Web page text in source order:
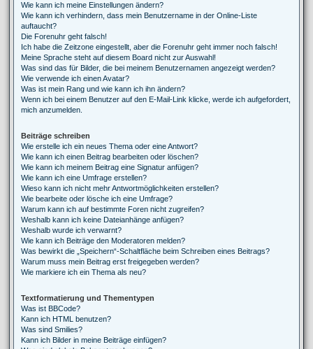
Wie kann ich meine Einstellungen ändern?
Wie kann ich verhindern, dass mein Benutzername in der Online-Liste
auftaucht?
Die Forenuhr geht falsch!
Ich habe die Zeitzone eingestellt, aber die Forenuhr geht immer noch falsch!
Meine Sprache steht auf diesem Board nicht zur Auswahl!
Was sind das für Bilder, die bei meinem Benutzernamen angezeigt werden?
Wie verwende ich einen Avatar?
Was ist mein Rang und wie kann ich ihn ändern?
Wenn ich bei einem Benutzer auf den E-Mail-Link klicke, werde ich aufgefordert,
mich anzumelden.
Beiträge schreiben
Wie erstelle ich ein neues Thema oder eine Antwort?
Wie kann ich einen Beitrag bearbeiten oder löschen?
Wie kann ich meinem Beitrag eine Signatur anfügen?
Wie kann ich eine Umfrage erstellen?
Wieso kann ich nicht mehr Antwortmöglichkeiten erstellen?
Wie bearbeite oder lösche ich eine Umfrage?
Warum kann ich auf bestimmte Foren nicht zugreifen?
Weshalb kann ich keine Dateianhänge anfügen?
Weshalb wurde ich verwarnt?
Wie kann ich Beiträge den Moderatoren melden?
Was bewirkt die „Speichern“-Schaltfläche beim Schreiben eines Beitrags?
Warum muss mein Beitrag erst freigegeben werden?
Wie markiere ich ein Thema als neu?
Textformatierung und Thementypen
Was ist BBCode?
Kann ich HTML benutzen?
Was sind Smilies?
Kann ich Bilder in meine Beiträge einfügen?